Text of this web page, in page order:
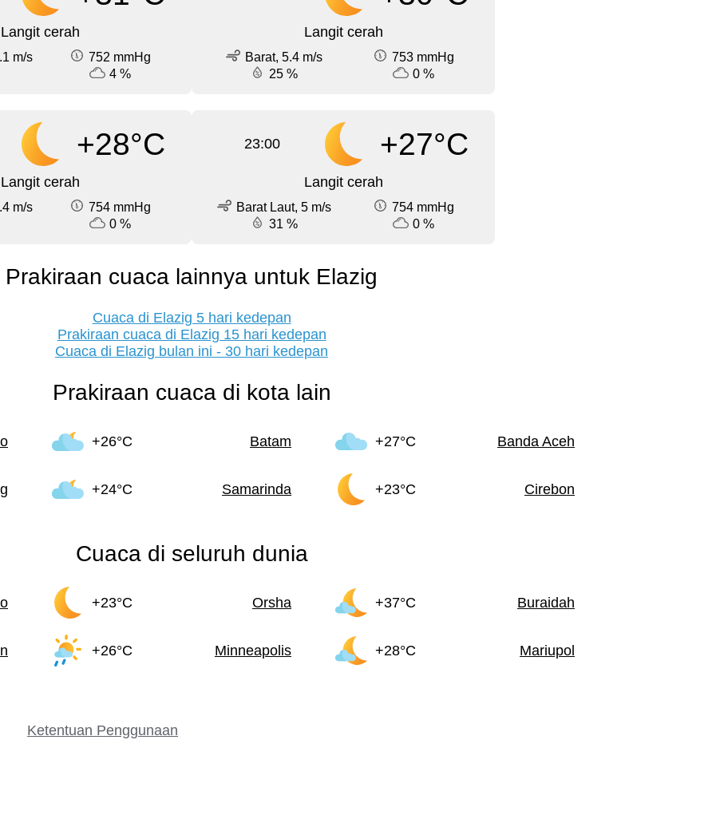
Langit cerah
m/s
752 mmHg
4 %
Langit cerah
Barat, 5.4 m/s
753 mmHg
25 %
0 %
+28°C
Langit cerah
m/s
754 mmHg
0 %
23:00 +27°C
Langit cerah
Barat Laut, 5 m/s
754 mmHg
31 %
0 %
Prakiraan cuaca lainnya untuk Elazig
Cuaca di Elazig 5 hari kedepan
Prakiraan cuaca di Elazig 15 hari kedepan
Cuaca di Elazig bulan ini - 30 hari kedepan
Prakiraan cuaca di kota lain
+26°C Batam +27°C Banda Aceh
+24°C Samarinda +23°C Cirebon
Cuaca di seluruh dunia
+23°C Orsha +37°C Buraidah
+26°C Minneapolis +28°C Mariupol
Ketentuan Penggunaan